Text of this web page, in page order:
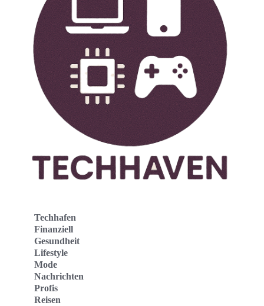
Techhafen
Finanziell
Gesundheit
Lifestyle
Mode
Nachrichten
Profis
Reisen